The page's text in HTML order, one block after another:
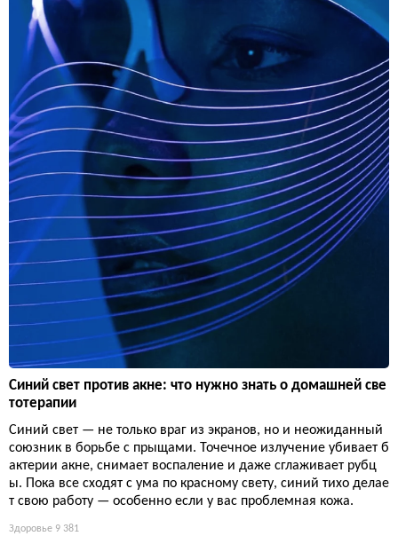
Синий свет против акне: что нужно знать о домашней све
тотерапии
Синий свет — не только враг из экранов, но и неожиданный
союзник в борьбе с прыщами. Точечное излучение убивает б
актерии акне, снимает воспаление и даже сглаживает рубц
ы. Пока все сходят с ума по красному свету, синий тихо делае
т свою работу — особенно если у вас проблемная кожа.
Здоровье 9 381